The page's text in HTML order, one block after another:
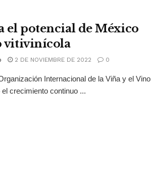
el potencial de México
vitivinícola
2 DE NOVIEMBRE DE 2022 0
Internacional de la Viña y el Vino
crecimiento continuo ...